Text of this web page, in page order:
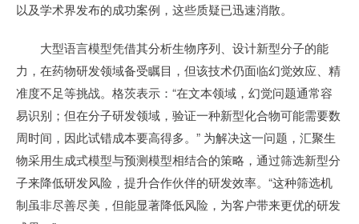
以及学术界发布的成功案例，这些质疑已迅速消散。
大型语言模型凭借其分析生物序列、设计新型分子的能
力，在药物研发领域备受瞩目，但该技术仍面临幻觉效应、精
准度不足等挑战。格茨表示：“在文本领域，幻觉问题通常容
易识别；但在分子研发领域，验证一种新型化合物可能需要数
周时间，因此试错成本要高得多。” 为解决这一问题，汇聚生
物采用生成式模型与预测模型相结合的策略，通过筛选新型分
子来降低研发风险，提升合作伙伴的研发效率。“这种筛选机
制虽非尽善尽美，但能显著降低风险，为客户带来更优的研发